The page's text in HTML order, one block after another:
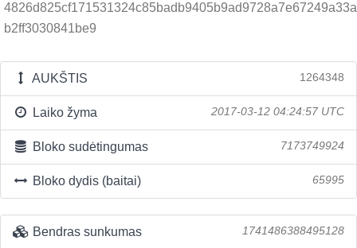
4826d825cf171531324c85badb9405b9ad9728a7e67249a33a
b2ff3030841be9
AUKŠTIS 1264348
Laiko žyma 2017-03-12 04:24:57 UTC
Bloko sudėtingumas 7173749924
Bloko dydis (baitai) 65995
Bendras sunkumas 1741486388495128